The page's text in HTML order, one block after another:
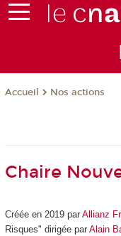
Accueil Nos actions
Chaire
Créée en 2019 par Allianz
Risques" dirigée par Alain